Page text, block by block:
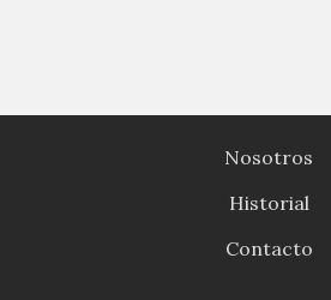
Nosotros
Historial
Contacto